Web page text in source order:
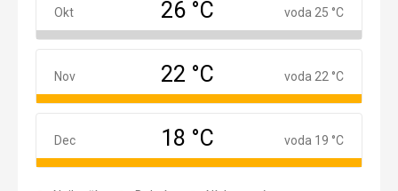
Október
Okt 26 °C voda 25 °C
November
Nov 22 °C voda 22 °C
December
Dec 18 °C voda 19 °C